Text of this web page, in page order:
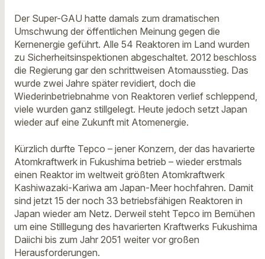
Der Super-GAU hatte damals zum dramatischen
Umschwung der öffentlichen Meinung gegen die
Kernenergie geführt. Alle 54 Reaktoren im Land wurden
zu Sicherheitsinspektionen abgeschaltet. 2012 beschloss
die Regierung gar den schrittweisen Atomausstieg. Das
wurde zwei Jahre später revidiert, doch die
Wiederinbetriebnahme von Reaktoren verlief schleppend,
viele wurden ganz stillgelegt. Heute jedoch setzt Japan
wieder auf eine Zukunft mit Atomenergie.
Kürzlich durfte Tepco – jener Konzern, der das havarierte
Atomkraftwerk in Fukushima betrieb – wieder erstmals
einen Reaktor im weltweit größten Atomkraftwerk
Kashiwazaki-Kariwa am Japan-Meer hochfahren. Damit
sind jetzt 15 der noch 33 betriebsfähigen Reaktoren in
Japan wieder am Netz. Derweil steht Tepco im Bemühen
um eine Stilllegung des havarierten Kraftwerks Fukushima
Daiichi bis zum Jahr 2051 weiter vor großen
Herausforderungen.